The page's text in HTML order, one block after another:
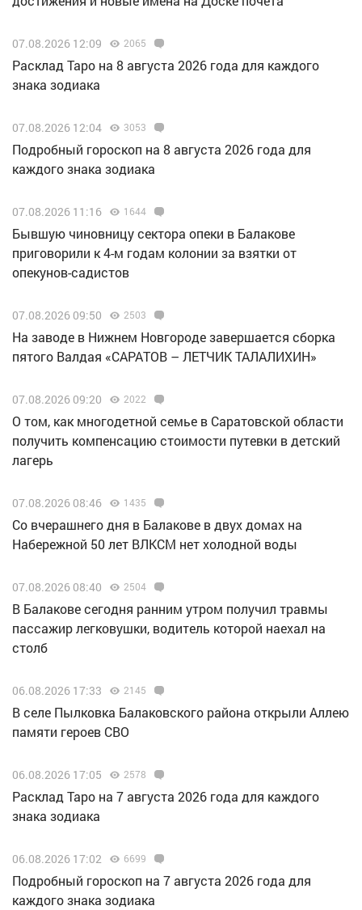
07.08.2026 12:09 2065
Расклад Таро на 8 августа 2026 года для каждого
знака зодиака
07.08.2026 12:04 3053
Подробный гороскоп на 8 августа 2026 года для
каждого знака зодиака
07.08.2026 11:16 1644
Бывшую чиновницу сектора опеки в Балакове
приговорили к 4-м годам колонии за взятки от
опекунов-садистов
07.08.2026 09:50 2503
Н️а заводе в Нижнем Новгороде завершается сборка
пятого Валдая «САРАТОВ – ЛЕТЧИК ТАЛАЛИХИН»
07.08.2026 09:20 2022
О том, как многодетной семье в Саратовской области
получить компенсацию стоимости путевки в детский
лагерь
07.08.2026 08:46 1435
Со вчерашнего дня в Балакове в двух домах на
Набережной 50 лет ВЛКСМ нет холодной воды
07.08.2026 08:40 2504
В Балакове сегодня ранним утром получил травмы
пассажир легковушки, водитель которой наехал на
столб
06.08.2026 17:33 2145
В селе Пылковка Балаковского района открыли Аллею
памяти героев СВО
06.08.2026 17:05 2578
Расклад Таро на 7 августа 2026 года для каждого
знака зодиака
06.08.2026 17:02 6699
Подробный гороскоп на 7 августа 2026 года для
каждого знака зодиака